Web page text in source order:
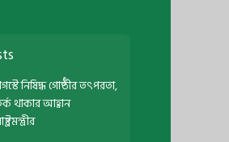
নিষিদ্ধ গোষ্ঠীর তৎপরতা,
থাকার আহ্বান